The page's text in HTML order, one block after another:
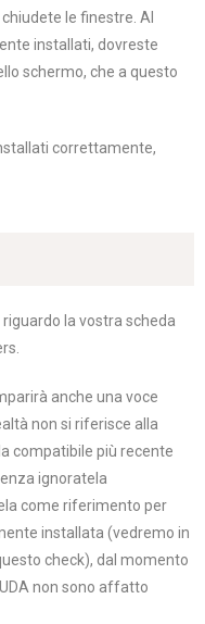
le finestre. Al
installati, dovreste
schermo, che a questo
correttamente,
la vostra scheda
anche una voce
non si riferisce alla
compatibile più recente
ignoratela
come riferimento per
installata (vedremo in
check), dal momento
non sono affatto